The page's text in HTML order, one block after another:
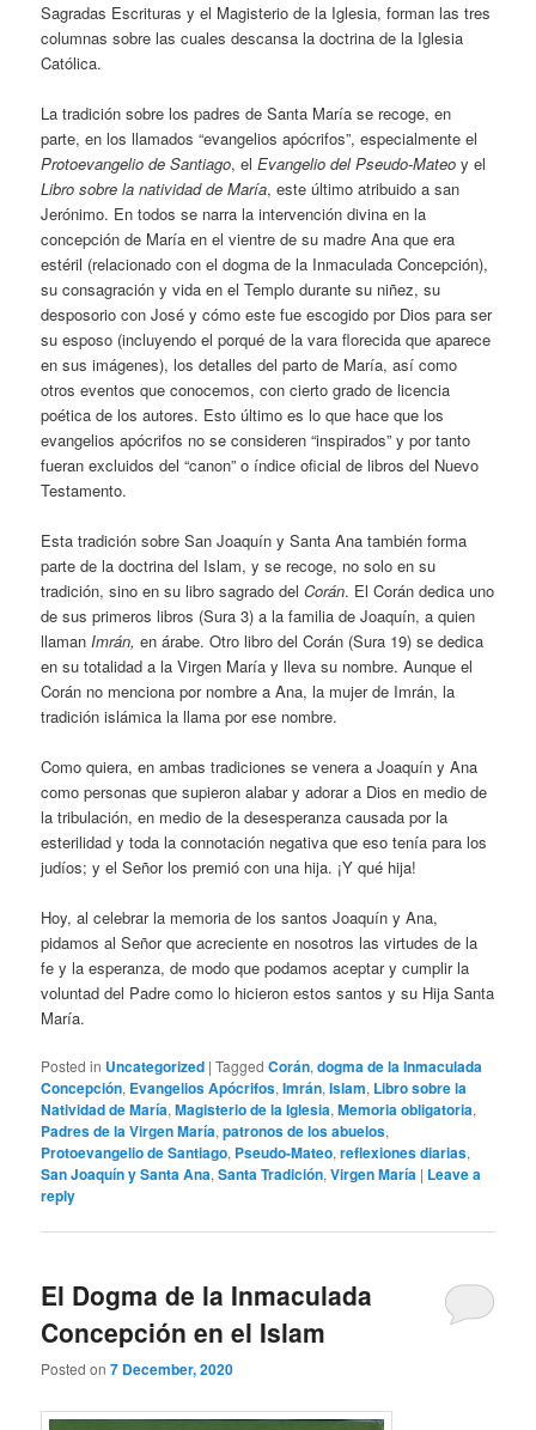
Sagradas Escrituras y el Magisterio de la Iglesia, forman las tres
columnas sobre las cuales descansa la doctrina de la Iglesia
Católica.
La tradición sobre los padres de Santa María se recoge, en
parte, en los llamados “evangelios apócrifos”, especialmente el
Protoevangelio de Santiago, elEvangelio del Pseudo-Mateo y el
Libro sobre la natividad de María, este último atribuido a san
Jerónimo. En todos se narra la intervención divina en la
concepción de María en el vientre de su madre Ana que era
estéril (relacionado con el dogma de la Inmaculada Concepción),
su consagración y vida en el Templo durante su niñez, su
desposorio con José y cómo este fue escogido por Dios para ser
su esposo (incluyendo el porqué de la vara florecida que aparece
en sus imágenes), los detalles del parto de María, así como
otros eventos que conocemos, con cierto grado de licencia
poética de los autores. Esto último es lo que hace que los
evangelios apócrifos no se consideren “inspirados” y por tanto
fueran excluidos del “canon” o índice oficial de libros del Nuevo
Testamento.
Esta tradición sobre San Joaquín y Santa Ana también forma
parte de la doctrina del Islam, y se recoge, no solo en su
tradición, sino en su libro sagrado delCorán. El Corán dedica uno
de sus primeros libros (Sura 3) a la familia de Joaquín, a quien
llamanImrán, en árabe. Otro libro del Corán (Sura 19) se dedica
en su totalidad a la Virgen María y lleva su nombre. Aunque el
Corán no menciona por nombre a Ana, la mujer de Imrán, la
tradición islámica la llama por ese nombre.
Como quiera, en ambas tradiciones se venera a Joaquín y Ana
como personas que supieron alabar y adorar a Dios en medio de
la tribulación, en medio de la desesperanza causada por la
esterilidad y toda la connotación negativa que eso tenía para los
judíos; y el Señor los premió con una hija. ¡Y qué hija!
Hoy, al celebrar la memoria de los santos Joaquín y Ana,
pidamos al Señor que acreciente en nosotros las virtudes de la
fe y la esperanza, de modo que podamos aceptar y cumplir la
voluntad del Padre como lo hicieron estos santos y su Hija Santa
María.
Posted in Uncategorized |Tagged Corán,dogma de la Inmaculada
Concepción, Evangelios Apócrifos,Imrán,Islam, Libro sobre la
Natividad de María,Magisterio de la Iglesia,Memoria obligatoria,
Padres de la Virgen María,patronos de los abuelos,
Protoevangelio de Santiago, Pseudo-Mateo,reflexiones diarias,
San Joaquín y Santa Ana,Santa Tradición,Virgen María | Leave a
reply
El Dogma de la Inmaculada
Concepción en el Islam
Posted on7 December, 2020